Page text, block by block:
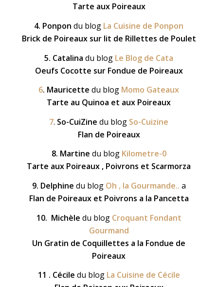
Tarte aux Poireaux
4. Ponpondu blog La Cuisine de Ponpon
Brick de Poireaux sur lit de Rillettes de Poulet
5. Catalinadu blog Le Blog de Cata
Oeufs Cocotte sur Fondue de Poireaux
6. Mauricettedu blog Momo Gateaux
Tarte au Quinoa et aux Poireaux
7. So-CuiZinedu blog So-Cuizine
Flan de Poireaux
8. Martine du blog Kilometre-0
Tarte aux Poireaux , Poivrons et Scarmorza
9. Delphine du blog Oh , la Gourmande.. a
Flan de Poireaux et Poivrons a la Pancetta
10. Michèle du blog Croquant Fondant
Gourmand
Un Gratin de Coquillettes a la Fondue de
Poireaux
11 . Cécile du blog La Cuisine de Cécile